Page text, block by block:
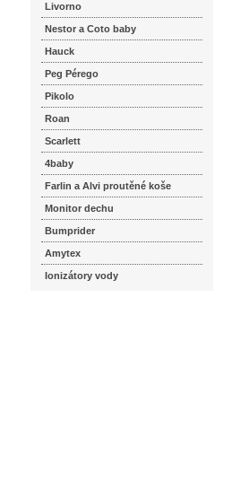
Livorno
Nestor a Coto baby
Hauck
Peg Pérego
Pikolo
Roan
Scarlett
4baby
Farlin a Alvi proutěné koše
Monitor dechu
Bumprider
Amytex
Ionizátory vody